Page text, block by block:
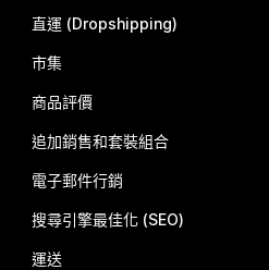
直運 (Dropshipping)
市集
商品評價
追加銷售和套裝組合
電子郵件行銷
搜尋引擎最佳化 (SEO)
運送